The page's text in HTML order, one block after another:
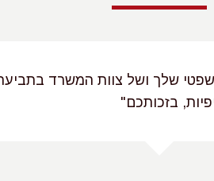
שלך ושל צוות המשרד
בזכותכם"